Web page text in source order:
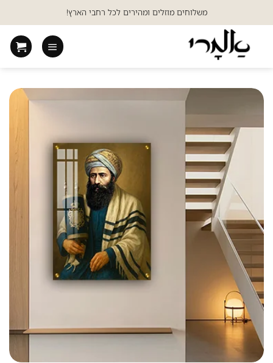
to
content
משלוחים מוזלים ומהירים לכל רחבי הארץ!